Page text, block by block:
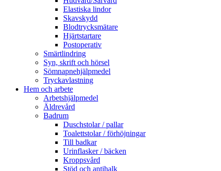
Elastiska lindor
Skavskydd
Blodtrycksmätare
Hjärtstartare
Postoperativ
Smärtlindring
Syn, skrift och hörsel
Sömnapnehjälpmedel
Tryckavlastning
Hem och arbete
Arbetshjälpmedel
Äldrevård
Badrum
Duschstolar / pallar
Toalettstolar / förhöjningar
Till badkar
Urinflasker / bäcken
Kroppsvård
Stöd och antihalk